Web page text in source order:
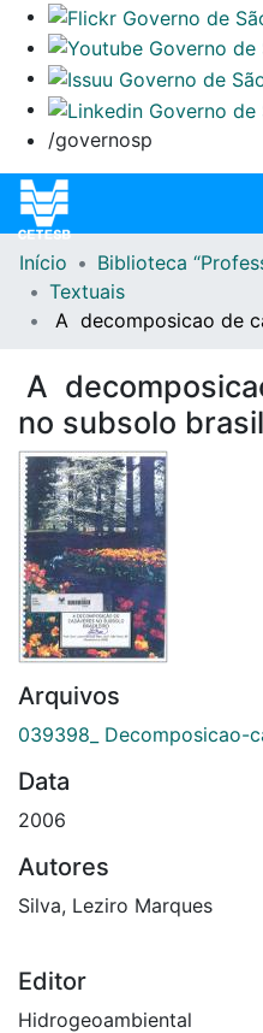
/governosp
Home
Repositório
Doações/Aquisições
Fale Conosco
Início
Biblioteca
Textuais
A decomposicao de
A
no subsolo
Arquivos
039398_ Decomposicao-
Data
2006
Autores
Silva, Leziro Marques
Editor
Hidrogeoambiental